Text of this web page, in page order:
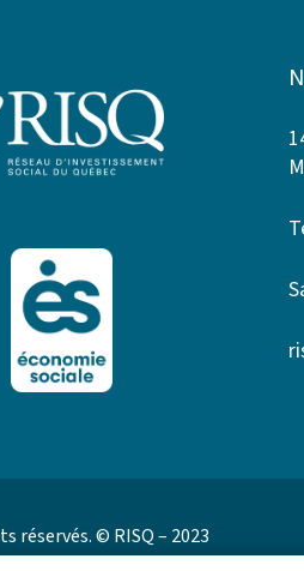
réservés. © RISQ – 2023